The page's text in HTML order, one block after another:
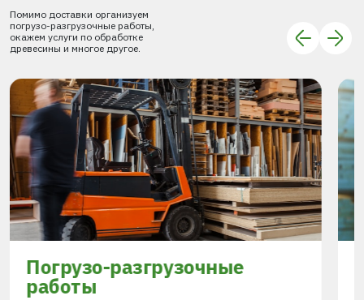
Помимо доставки организуем
погрузо-разгрузочные работы,
окажем услуги по обработке
древесины и многое другое.
Погрузо-разгрузочные
работы